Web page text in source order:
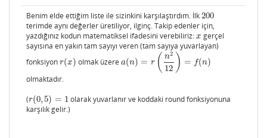
  56.0
  61.0
  65.0
  70.0
  75.0
  80.0
  91.0
102.0
108.0
Benim elde ettiğim liste ile sizinkini karşılaştırdım. İlk200
200
terimde aynı değerler üretiliyor, ilginç. Takip edenler için,
yazdığınız kodun matematiksel ifadesini verebiliriz: x
x gerçel
sayısına en yakın tam sayıyı veren (tam sayıya yuvarlayan)
fonksiyon r(x)
r(x) olmak üzerea(n) = r ( n2
12 ) = f(n)
a(n)= r(n 212 =f(n
olmaktadır.
(r(0, 5) = 1
r(0,5)=1
olarak yuvarlanır ve koddaki round fonksiyonuna
karşılık gelir.)